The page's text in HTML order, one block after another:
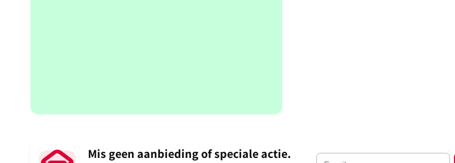
Mis geen aanbieding of speciale actie.